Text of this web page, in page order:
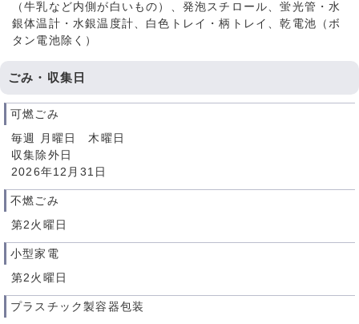
（牛乳など内側が白いもの）、発泡スチロール、蛍光管・水
銀体温計・水銀温度計、白色トレイ・柄トレイ、乾電池（ボ
タン電池除く）
ごみ・収集日
可燃ごみ
毎週 月曜日 木曜日
収集除外日
2026年12月31日
不燃ごみ
第2火曜日
小型家電
第2火曜日
プラスチック製容器包装